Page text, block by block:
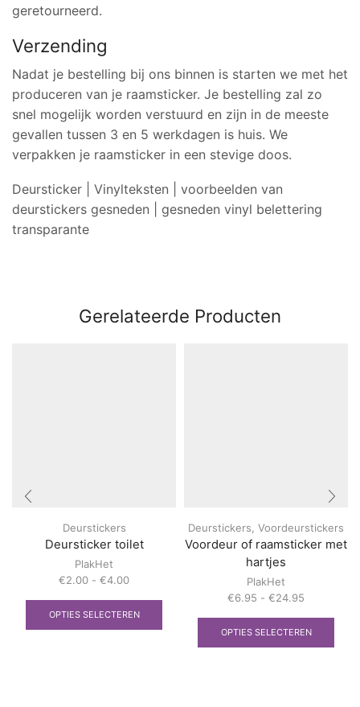
geretourneerd.
Verzending
Nadat je bestelling bij ons binnen is starten we met het
produceren van je raamsticker. Je bestelling zal zo
snel mogelijk worden verstuurd en zijn in de meeste
gevallen tussen 3 en 5 werkdagen is huis. We
verpakken je raamsticker in een stevige doos.
Deursticker | Vinylteksten | voorbeelden van
deurstickers gesneden | gesneden vinyl belettering
transparante
Gerelateerde Producten
Deurstickers
Deursticker toilet
PlakHet
€2.00 - €4.00Prijsklasse:
tot
OPTIES SELECTEREN
Deurstickers, Voordeurstickers
Voordeur of raamsticker met
hartjes
PlakHet
€6.95 - €24.95
tot
OPTIES SELECTEREN